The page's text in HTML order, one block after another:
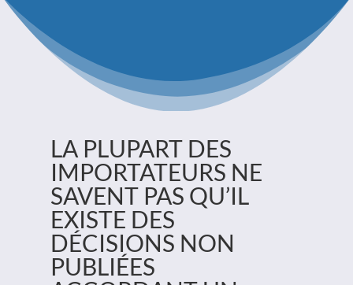
LA PLUPART DES
IMPORTATEURS NE
SAVENT PAS QU’IL
EXISTE DES
DÉCISIONS NON
PUBLIÉES